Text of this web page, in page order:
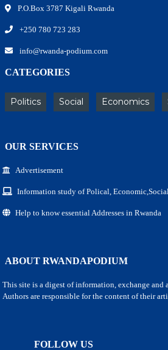
P.O.Box 3787 Kigali Rwanda
+250 780 723 283
info@rwanda-podium.com
CATEGORIES
Politics Social Economics
OUR SERVICES
Advertisement
Information study of Polical,
Help to know essential Addresses in Rwanda
ABOUT RWANDAPODIUM
This site is a digest of information, exchange and
Authors are responsible for the content of their
FOLLOW US